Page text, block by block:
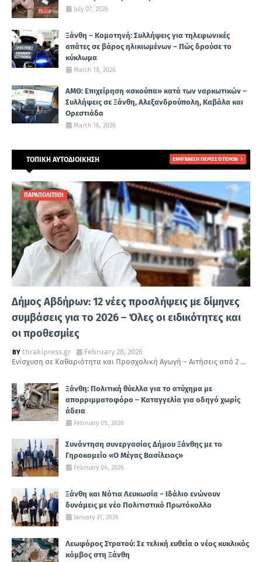
July 07, 2026
Ξάνθη – Κομοτηνή: Συλλήψεις για τηλεφωνικές
απάτες σε βάρος ηλικιωμένων – Πώς δρούσε το
κύκλωμα
March 18, 2026
ΑΜΘ: Επιχείρηση «σκούπα» κατά των ναρκωτικών –
Συλλήψεις σε Ξάνθη, Αλεξανδρούπολη, Καβάλα και
Ορεστιάδα
March 16, 2026
ΤΟΠΙΚΗ ΑΥΤΟΔΙΟΙΚΗΣΗ ΕΜΦΆΝΙΣΗ ΠΕΡΙΣΣΌΤΕΡΩΝ
ΠΑΡΑΠΟΛΙΤΙΚΗ
Δήμος Αβδήρων: 12 νέες προσλήψεις με δίμηνες
συμβάσεις για το 2026 – Όλες οι ειδικότητες και
οι προθεσμίες
thrakipress.gr
February 28, 2026
Ενίσχυση σε Καθαριότητα και Προσχολική Αγωγή – Αιτήσεις από 2 …
Ξάνθη: Πολιτική θύελλα για το ατύχημα με
απορριμματοφόρο – Καταγγελία για οδηγό χωρίς
άδεια
February 05, 2026
Συνάντηση συνεργασίας Δήμου Ξάνθης με το
Γηροκομείο «Ο Μέγας Βασίλειος»
February 04, 2026
Ξάνθη και Νότια Λευκωσία – Ιδάλιο ενώνουν
δυνάμεις με νέο Πολιτιστικό Πρωτόκολλο
January 31, 2026
Λεωφόρος Στρατού: Σε τελική ευθεία ο νέος κυκλικός
κόμβος στη Ξάνθη